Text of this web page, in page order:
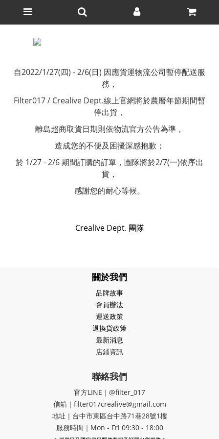
自2022/1/27(四) - 2/6(日) 因應貨運物流公司暫停配送服
務，
Filter017 / Crealive Dept.線上官網將於農曆年節期間暫
停出貨，
離島超商取貨日期則依物流官方公告為準，
造成您的不便及困擾深感抱歉；
於 1/27 - 2/6 期間訂購的訂單，團隊將於2/7(一)依序出
貨，
感謝您的耐心等候。
Crealive Dept. 團隊
關於我們
品牌故事
會員辦法
運送政策
退換貨政策
最新消息
店鋪資訊
聯絡我們
官方LINE｜@filter_017
信箱｜filter017crealive@gmail.com
地址｜​台中市東區台中路71巷28號1樓
服務時間｜Mon - Fri 09:30 - 18:00